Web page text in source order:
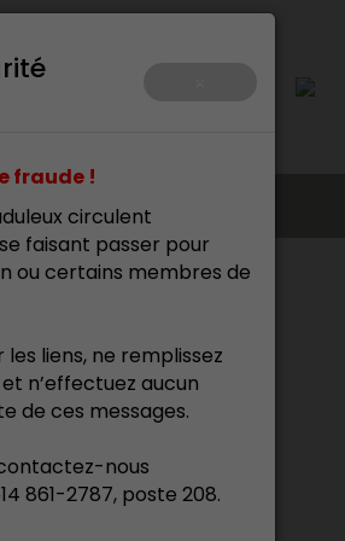
fraude !
circulent
faisant passer pour
ou certains membres de
les liens, ne remplissez
n’effectuez aucun
de ces messages.
nous
861-2787, poste 208.